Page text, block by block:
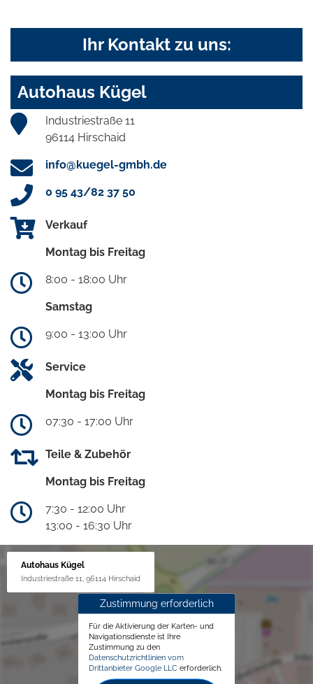
Ihr Kontakt zu uns:
Autohaus Kügel
Industriestraße 11
96114 Hirschaid
info@kuegel-gmbh.de
0 95 43/82 37 50
Verkauf
Montag bis Freitag
8:00 - 18:00 Uhr
Samstag
9:00 - 13:00 Uhr
Service
Montag bis Freitag
07:30 - 17:00 Uhr
Teile & Zubehör
Montag bis Freitag
7:30 - 12:00 Uhr
13:00 - 16:30 Uhr
Autohaus Kügel
Industriestraße 11, 96114 Hirschaid
Zustimmung erforderlich
Für die Aktivierung der Karten- und
Navigationsdienste ist Ihre
Zustimmung zu den
Datenschutzrichtlinien vom
Drittanbieter Google LLC erforderlich.